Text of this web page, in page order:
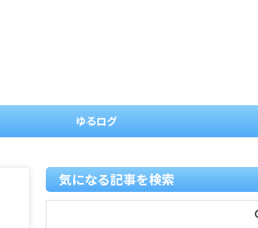
ゆるログ
気になる記事を検索